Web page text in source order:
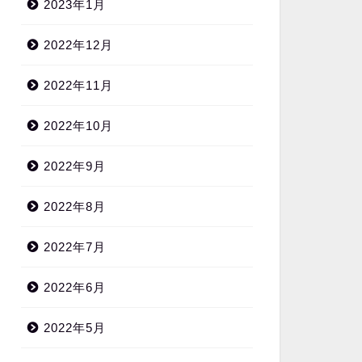
2023年1月
2022年12月
2022年11月
2022年10月
2022年9月
2022年8月
2022年7月
2022年6月
2022年5月